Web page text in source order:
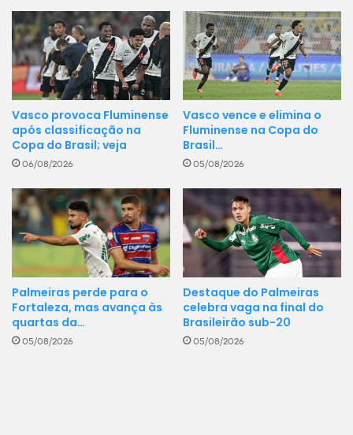
Vasco provoca Fluminense
após classificação na
Copa do Brasil; veja
06/08/2026
Vasco vence e elimina o
Fluminense na Copa do
Brasil…
05/08/2026
Palmeiras perde para o
Fortaleza, mas avança às
quartas da…
05/08/2026
Destaque do Palmeiras
celebra vaga na final do
Brasileirão sub-20
05/08/2026